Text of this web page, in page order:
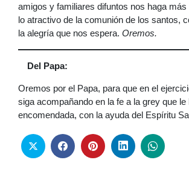
amigos y familiares difuntos nos haga
lo atractivo de la comunión de los santos,
la alegría que nos espera. Oremos.
Del Papa:
Oremos por el Papa, para que en el
siga acompañando en la fe a la grey que le
encomendada, con la ayuda del Espíritu